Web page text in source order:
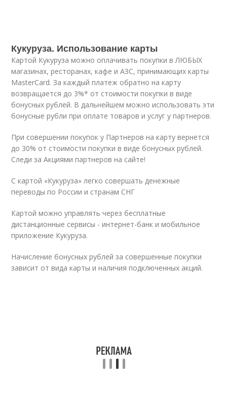
Кукуруза. Использование карты
Картой Кукуруза можно оплачивать покупки в ЛЮБЫХ
магазинах, ресторанах, кафе и АЗС, принимающих карты
MasterCard. За каждый платеж обратно на карту
возвращается до 3%* от стоимости покупки в виде
бонусных рублей. В дальнейшем можно использовать эти
бонусные рубли при оплате товаров и услуг у партнеров.
При совершении покупок у Партнеров на карту вернется
до 30% от стоимости покупки в виде бонусных рублей.
Следи за Акциями партнеров на сайте!
С картой «Кукуруза» легко совершать денежные
переводы по России и странам СНГ
Картой можно управлять через бесплатные
дистанционные сервисы - интернет-банк и мобильное
приложение Кукуруза.
Начисление бонусных рублей за совершенные покупки
зависит от вида карты и наличия подключенных акций.